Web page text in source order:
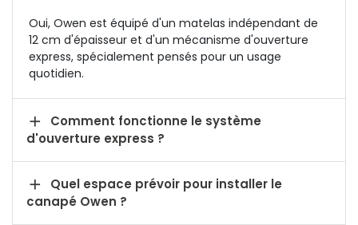
Oui, Owen est équipé d'un matelas indépendant de
12 cm d'épaisseur et d'un mécanisme d'ouverture
express, spécialement pensés pour un usage
quotidien.

Comment fonctionne le système
d'ouverture express ?

Quel espace prévoir pour installer le
canapé Owen ?